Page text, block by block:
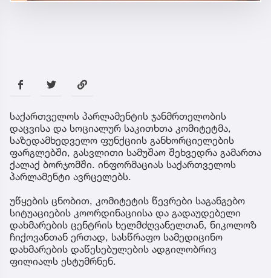
საქართველოს პარლამენტის ჯანმრთელობის
დაცვისა და სოციალურ საკითხთა კომიტეტმა,
საზედამხედველო ფუნქციის განხორციელების
ფარგლებში, გასვლითი სამუშაო შეხვედრა გამართა
ქალაქ ბორჯომში. ინფორმაციას საქართველოს
პარლამენტი ავრცელებს.
უწყების ცნობით, კომიტეტის წევრები საგანგებო
სიტუაციების კოორდინაციისა და გადაუდებელი
დახმარების ცენტრის ხელმძღვანელთან, ნიკოლოზ
ჩიქოვანთან ერთად, სასწრაფო სამედიცინო
დახმარების დაწესებულების ადგილობრივ
ფილიალს ესტუმრნენ.